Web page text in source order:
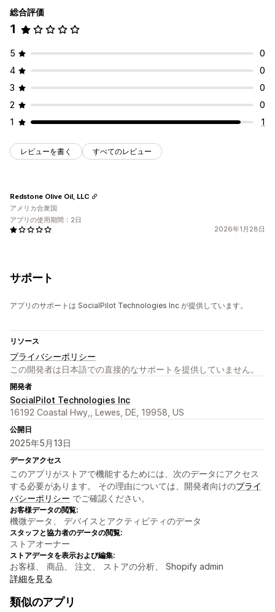
総合評価
1
5
0
4
0
3
0
2
0
1
1
レビューを書く すべてのレビュー
2026年1月28日
Redstone Olive Oil, LLC
アメリカ合衆国
アプリの使用期間：2日
サポート
アプリのサポートは SocialPilot Technologies Inc が提供しています。
リソース
プライバシーポリシー
この開発者は日本語での直接的なサポートを提供していません。
開発者
SocialPilot Technologies Inc
16192 Coastal Hwy,, Lewes, DE, 19958, US
公開日
2025年5月13日
データアクセス
このアプリがストアで機能するためには、次のデータにアクセス
する必要があります。 その理由については、開発者向けのプライ
バシーポリシー でご確認ください。
お客様データの閲覧:
機微データ、 デバイスとアクティビティのデータ
スタッフと協力者のデータの閲覧:
ストアオーナー
ストアデータを表示および編集:
お客様、 商品、 注文、 ストアの分析、 Shopify admin
詳細を見る
類似のアプリ